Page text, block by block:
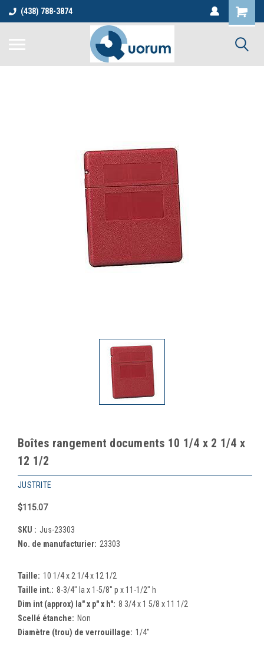
(438) 788-3874
Boîtes rangement documents 10 1/4 x 2 1/4 x
12 1/2
JUSTRITE
$115.07
SKU : Jus-23303
No. de manufacturier: 23303
Taille: 10 1/4 x 2 1/4 x 12 1/2
Taille int.: 8-3/4" la x 1-5/8" p x 11-1/2" h
Dim int (approx) la" x p" x h": 8 3/4 x 1 5/8 x 11 1/2
Scellé étanche: Non
Diamètre (trou) de verrouillage: 1/4"